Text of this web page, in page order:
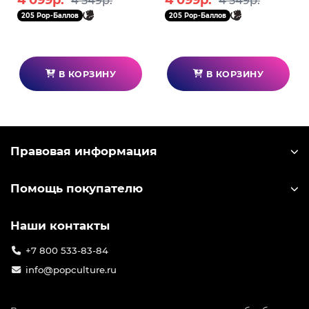
BP19696P
205 Pop-Баллов
В КОРЗИНУ
Kugisaki 11см BP19700P
205 Pop-Баллов
В КОРЗИНУ
Правовая информация
Помощь покупателю
Наши контакты
+7 800 533-83-84
info@popculture.ru